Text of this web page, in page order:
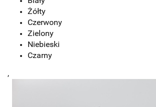
Żółty
Czerwony
Zielony
Niebieski
Czarny
,